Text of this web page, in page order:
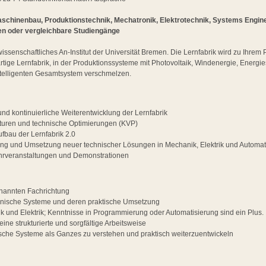
Produktionstechnik, Mechatronik, Elektrotechnik, Systems
oder vergleichbare Studiengänge
An-Institut der Universität Bremen. Die Lernfabrik wird zu Ihrem
Lernfabrik, in der Produktionssysteme mit Photovoltaik, Windenergie,
Gesamtsystem verschmelzen.
kontinuierliche Weiterentwicklung der Lernfabrik
und technische Optimierungen (KVP)
der Lernfabrik 2.0
und Umsetzung neuer technischer Lösungen in Mechanik, Elektrik und
und Demonstrationen
Fachrichtung
Systeme und deren praktische Umsetzung
und Elektrik; Kenntnisse in Programmierung oder Automatisierung sind ein Plus.
strukturierte und sorgfältige Arbeitsweise
Systeme als Ganzes zu verstehen und praktisch weiterzuentwickeln